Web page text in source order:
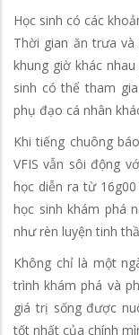
Học sinh có các
Thời gian ăn trưa
khung giờ khác
sinh có thể tham
phụ đạo cá nhân
Khi tiếng chuông
VFIS vẫn sôi động
học diễn ra từ
học sinh khám phá
như rèn luyện tinh
Không chỉ là một
trình khám phá và
giá trị sống được
tốt nhất của chính